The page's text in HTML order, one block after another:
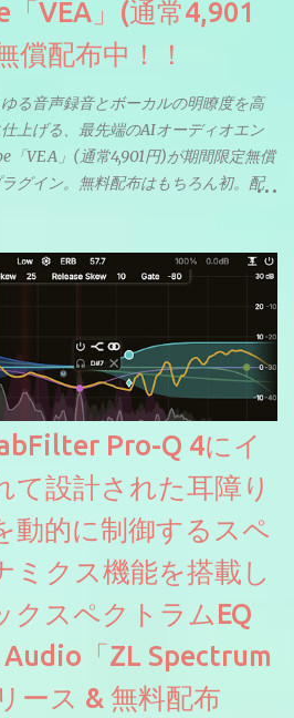
VEA」(通常4,901
償配布中！！
る音声録音とボーカルの明瞭度を高
上げる、最先端のAIオーディオエン
「VEA」(通常4,901円)が期間限定無償
グイン。無料配布はもちろん初。配
Pro-Q 4にイ
て設計された耳障り
動的に制御するスペ
ミクス機能を搭載し
クスペクトラムEQ
「ZL Spectrum
ース & 無料配布